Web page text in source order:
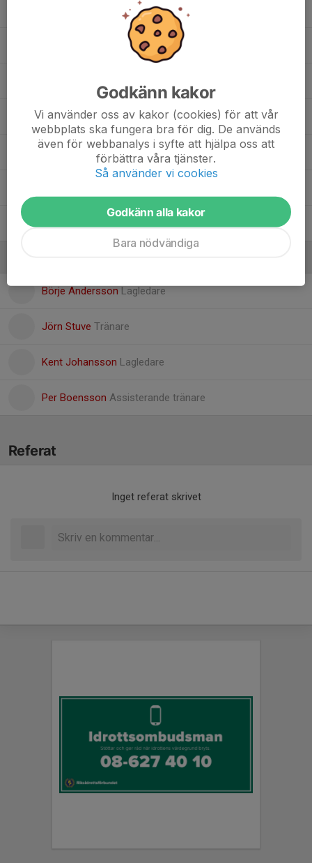
Gustav Johansson
Kevin Jarnelid
Lucas Persson
Börje Andersson Lagledare
Jörn Stuve Tränare
Kent Johansson Lagledare
Per Boensson Assisterande tränare
Referat
Inget referat skrivet
Godkänn kakor
Vi använder oss av kakor (cookies) för att vår
webbplats ska fungera bra för dig. De används
även för webbanalys i syfte att hjälpa oss att
förbättra våra tjänster.
Så använder vi cookies
Godkänn alla kakor
Bara nödvändiga